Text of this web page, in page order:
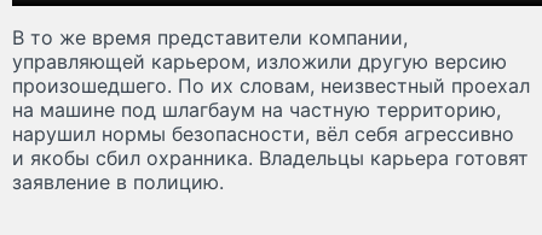
В то же время представители компании,
управляющей карьером, изложили другую версию
произошедшего. По их словам, неизвестный проехал
на машине под шлагбаум на частную территорию,
нарушил нормы безопасности, вёл себя агрессивно
и якобы сбил охранника. Владельцы карьера готовят
заявление в полицию.